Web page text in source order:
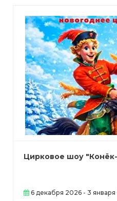
Цирковое шоу
6 декабря 2026 - 3